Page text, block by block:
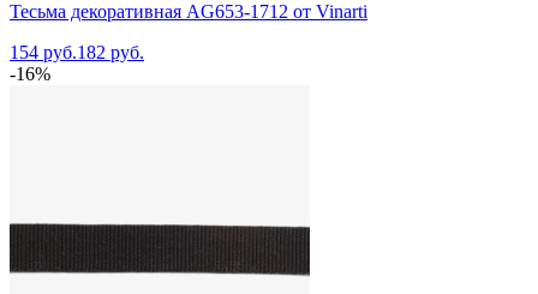
Тесьма декоративная AG653-1712 от Vinarti
154 руб.182 руб.
-16%